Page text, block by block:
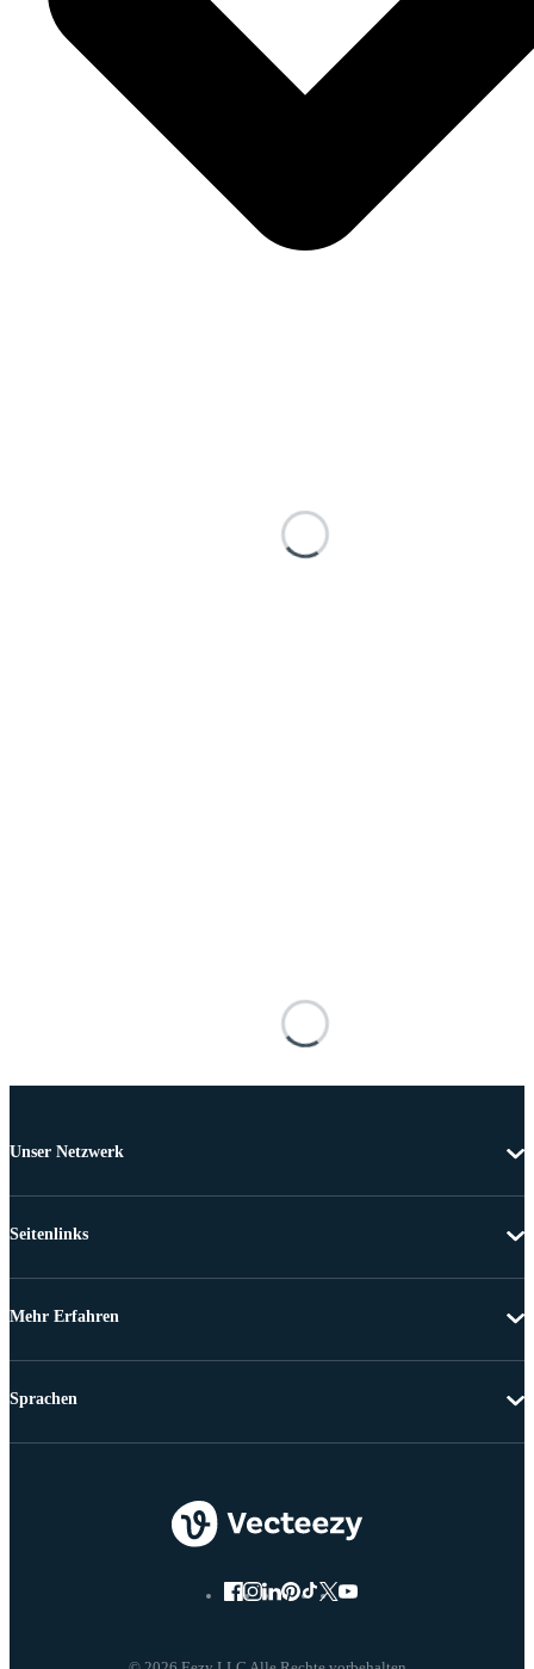
Unser Netzwerk
Seitenlinks
Mehr Erfahren
Sprachen